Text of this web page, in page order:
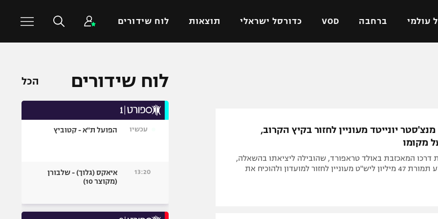
עולמי ברחבה VOD כדורסל ישראלי תוצאות לוח שידורים
ישראל
ליגה גרמנית
ליגה איטלקית
מכבי תל אביב
הפועל ירושלים
כדורסל עולמי
כדורעף
ספורט אולימפי
היאבקות WWE
יונייטד מעוניין לחזור בקיץ הקרוב,
מקומו
דרכו המאכזבת באולד טראפורד, שהובילה ליציאתו בהשאלה,
השחקן שהגיע תמורת 47 מיליון ליש"ט מעוניין לחזור למועדון ולהוכיח את
לוח שידורים הכל
עכשיו הפועל ת"א - קטוביץ
13:20
איאקס (גלוך) - שלבורן
(מקוצר 10)